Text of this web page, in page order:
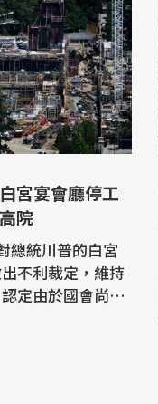
宮宴會廳停工
院
總統川普的白宮
不利裁定，維持
定由於國會尚未
施工必須暫停。